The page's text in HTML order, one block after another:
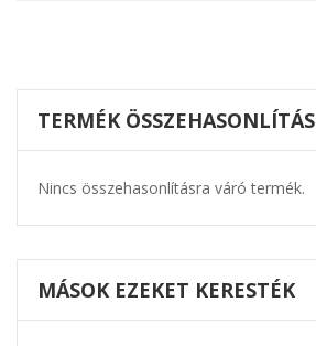
TERMÉK ÖSSZEHASONLÍTÁS
Nincs összehasonlításra váró termék.
MÁSOK EZEKET KERESTÉK